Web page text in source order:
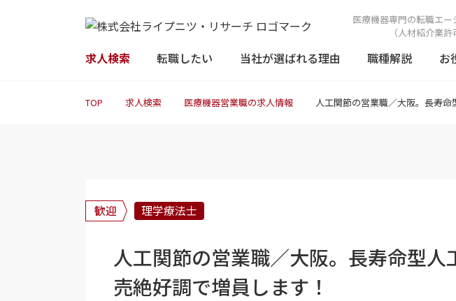
医療機器専門の転職エー
（人材紹介業
求人検索 転職したい 当社が選ばれる理由 職種解説 お
TOP 求人検索 医療機器営業職の求人情報 人工関節の営業職／大阪。長寿
歓迎 理学療法士
人工関節の営業職／大阪。長寿命型人
売絶好調で増員します！